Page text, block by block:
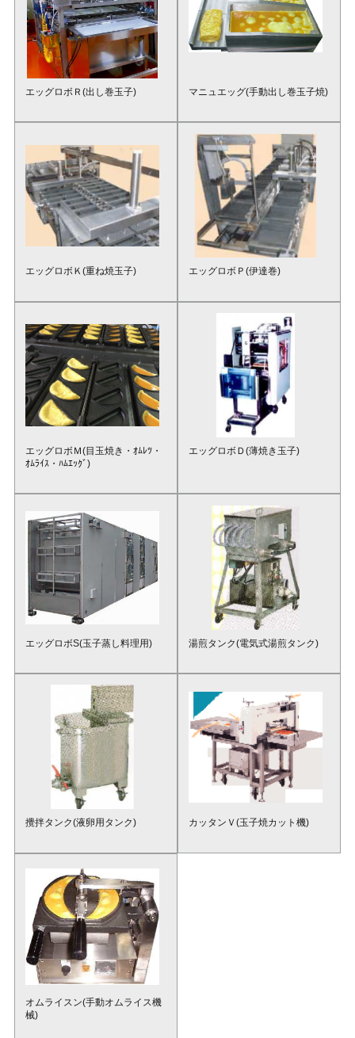
エッグロボＲ(出し巻玉子) マニュエッグ(手動出し巻玉子焼)
エッグロボＫ(重ね焼玉子) エッグロボＰ(伊達巻)
エッグロボＭ(目玉焼き・ｵﾑﾚﾂ・
ｵﾑﾗｲｽ・ﾊﾑｴｯｸﾞ)
エッグロボＤ(薄焼き玉子)
エッグロボS(玉子蒸し料理用) 湯煎タンク(電気式湯煎タンク)
攪拌タンク(液卵用タンク) カッタンＶ(玉子焼カット機)
オムライスン(手動オムライス機
械)